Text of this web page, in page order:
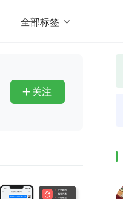
全部标签 
redis
 关注